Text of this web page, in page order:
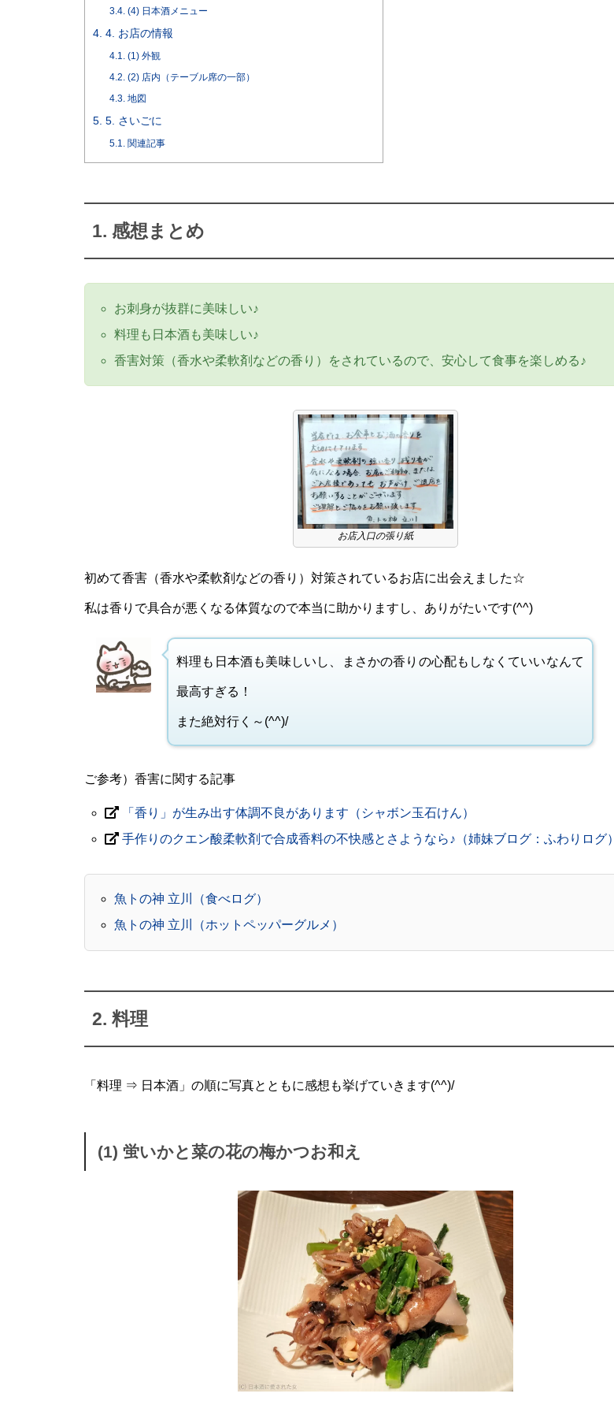
3.4.(4) 日本酒メニュー
4. 4. お店の情報
4.1.(1) 外観
4.2.(2) 店内（テーブル席の一部）
4.3.地図
5. 5. さいごに
5.1.関連記事
1. 感想まとめ
お刺身が抜群に美味しい♪
料理も日本酒も美味しい♪
香害対策（香水や柔軟剤などの香り）をされているので、安心して食事を楽しめる♪
お店入口の張り紙
初めて香害（香水や柔軟剤などの香り）対策されているお店に出会えました☆
私は香りで具合が悪くなる体質なので本当に助かりますし、ありがたいです(^^)
料理も日本酒も美味しいし、まさかの香りの心配もしなくていいなんて
最高すぎる！
また絶対行く～(^^)/
ご参考）香害に関する記事
「香り」が生み出す体調不良があります（シャボン玉石けん）
手作りのクエン酸柔軟剤で合成香料の不快感とさようなら♪（姉妹ブログ：ふわりログ）
魚トの神 立川（食べログ）
魚トの神 立川（ホットペッパーグルメ）
2. 料理
「料理 ⇒ 日本酒」の順に写真とともに感想も挙げていきます(^^)/
(1) 蛍いかと菜の花の梅かつお和え